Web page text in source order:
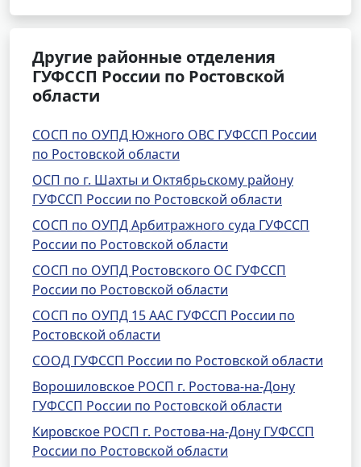
Другие районные отделения
ГУФССП России по Ростовской
области
СОСП по ОУПД Южного ОВС ГУФССП России
по Ростовской области
ОСП по г. Шахты и Октябрьскому району
ГУФССП России по Ростовской области
СОСП по ОУПД Арбитражного суда ГУФССП
России по Ростовской области
СОСП по ОУПД Ростовского ОС ГУФССП
России по Ростовской области
СОСП по ОУПД 15 ААС ГУФССП России по
Ростовской области
СООД ГУФССП России по Ростовской области
Ворошиловское РОСП г. Ростова-на-Дону
ГУФССП России по Ростовской области
Кировское РОСП г. Ростова-на-Дону ГУФССП
России по Ростовской области